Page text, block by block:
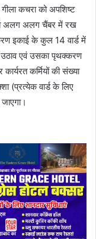
कचरा को अपशिष्ट
अलग अलग चैंबर में रख
इकाई के कुल 14 वार्ड में
उठाव एवं उसका पृथक्करण
कर्मियों की संख्या
(प्रत्येक वार्ड के लिए